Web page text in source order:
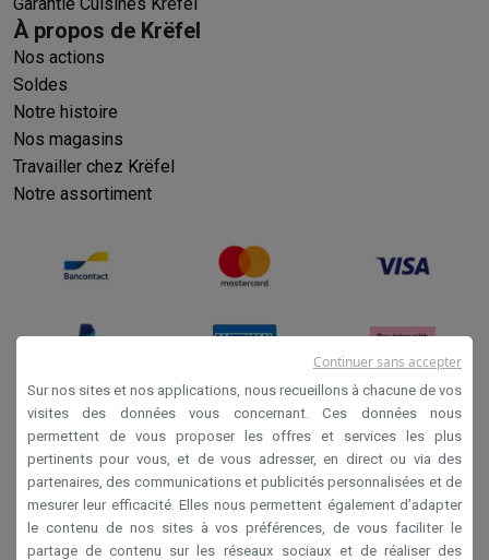
À propos de Krëfel
Nos actions
Soldes
Notre histoire
Nos magasins
Travailler chez Krëfel
Notre assortiment
Conditions générales de vente
Privacy
Disclaimer
Cookies
Sur nos sites et nos applications, nous recueillons à chacune de vos
visites des données vous concernant. Ces données nous
permettent de vous proposer les offres et services les plus
pertinents pour vous, et de vous adresser, en direct ou via des
partenaires, des communications et publicités personnalisées et de
mesurer leur efficacité. Elles nous permettent également d’adapter
le contenu de nos sites à vos préférences, de vous faciliter le
partage de contenu sur les réseaux sociaux et de réaliser des
Continuer sans accepter